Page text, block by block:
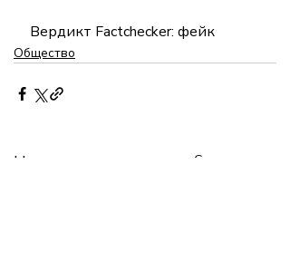
Вердикт Factchecker: фейк
Общество
Недавние посты Смотреть все